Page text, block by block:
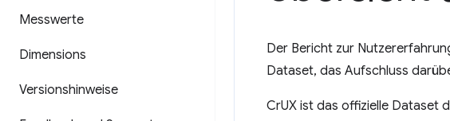
Messwerte
Dimensions
Versionshinweise
Der Bericht zur
Dataset, das Aufschluss
CrUX ist das offizielle Dataset